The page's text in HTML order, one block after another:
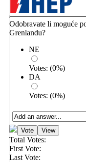
Odobravate li moguće
Grenlandu?
NE
Votes: (0%)
DA
Votes: (0%)
Total Votes:
First Vote:
Last Vote: